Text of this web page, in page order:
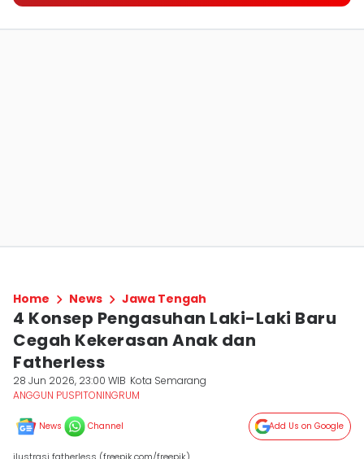
Home News Jawa Tengah
4 Konsep Pengasuhan Laki-Laki Baru
Cegah Kekerasan Anak dan
Fatherless
28 Jun 2026, 23:00 WIB Kota Semarang
ANGGUN PUSPITONINGRUM
News Channel Add Us on Google